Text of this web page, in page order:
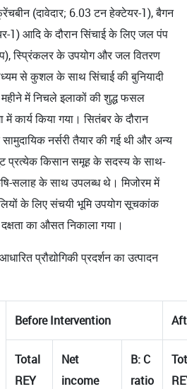
(दावेदार; 6.03 टन हेक्टेयर-1), बैगन
1) आदि के दौरान सिंचाई के लिए जल पंप
स्प्रिंकलर के उपयोग और जल वितरण
से कुशल के साथ सिंचाई की बुनियादी
में निचले इलाकों की शुद्ध फसल
में कार्य किया गया। सितंबर के दौरान
नर्सरी तैयार की गई थी और अन्य
प्रत्येक किसान समूह के सदस्य के साथ-
सलाह के साथ उपलब्ध थे। मिजोरम में
के लिए संचयी भूमि उपयोग सूचकांक
का औसत निकाला गया।
प्रौद्योगिकी प्रदर्शन का उत्पादन
Before Intervention
Total
REY
Net
income
B: C
ratio